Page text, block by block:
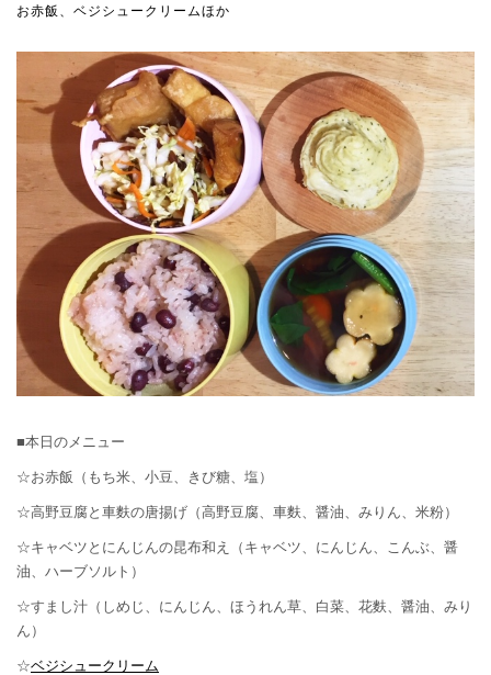
お赤飯、ベジシュークリームほか
■本日のメニュー
☆お赤飯（もち米、小豆、きび糖、塩）
☆高野豆腐と車麩の唐揚げ（高野豆腐、車麩、醤油、みりん、米粉）
☆キャベツとにんじんの昆布和え（キャベツ、にんじん、こんぶ、醤
油、ハーブソルト）
☆すまし汁（しめじ、にんじん、ほうれん草、白菜、花麩、醤油、みり
ん）
☆ベジシュークリーム